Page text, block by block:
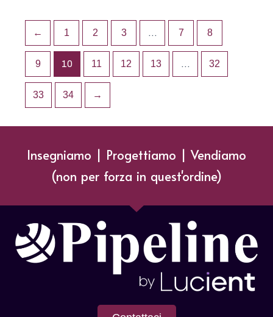
← 1 2 3 … 7 8
9 10 11 12 13 … 32
33 34 →
Insegniamo | Progettiamo | Vendiamo
(non per forza in quest'ordine)